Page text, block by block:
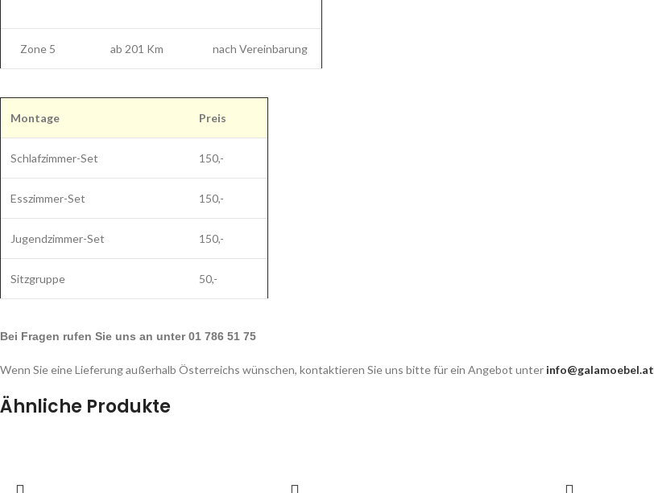
Zone 5 ab 201 Km nach Vereinbarung
Montage Preis
Schlafzimmer-Set 150,-
Esszimmer-Set 150,-
Jugendzimmer-Set 150,-
Sitzgruppe 50,-
Bei Fragen rufen Sie uns an unter 01 786 51 75
Wenn Sie eine Lieferung außerhalb Österreichs wünschen, kontaktieren Sie uns bitte für ein Angebot unter info@galamoebel.at
Ähnliche Produkte